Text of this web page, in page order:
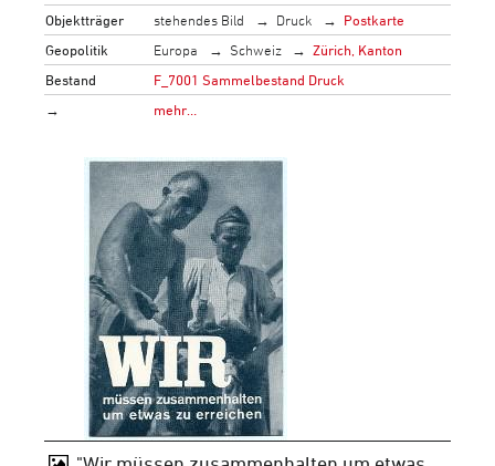
Objektträger
stehendes Bild Druck
Postkarte
Geopolitik
Europa Schweiz
Zürich, Kanton
Bestand
F_7001 Sammelbestand Druck
→
mehr…